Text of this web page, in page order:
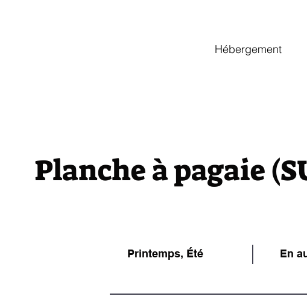
Hébergement
Planche à pagaie
Printemps, Été En